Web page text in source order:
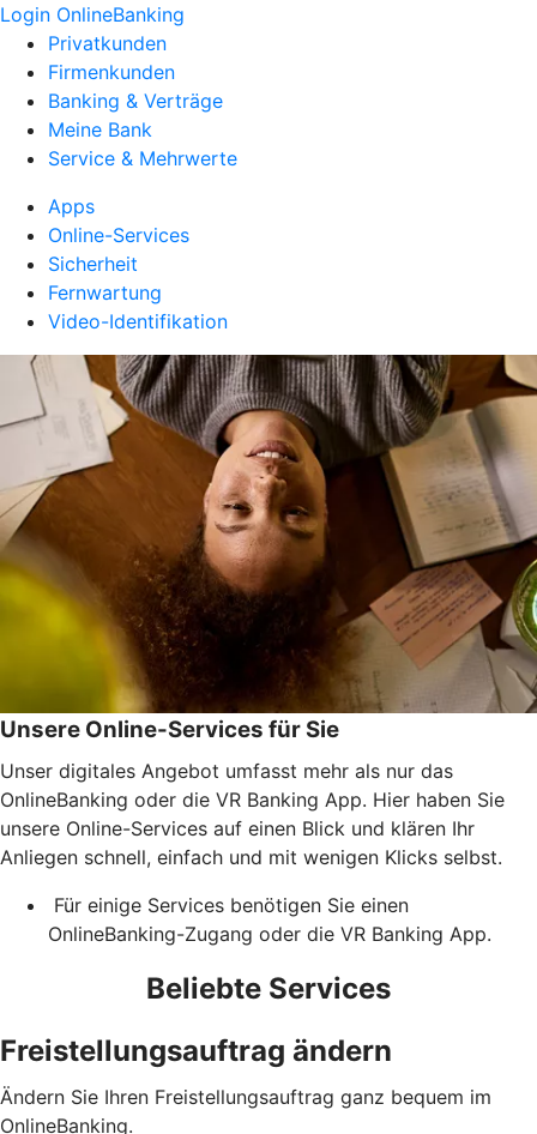
Login OnlineBanking
Privatkunden
Firmenkunden
Banking & Verträge
Meine Bank
Service & Mehrwerte
Apps
Online-Services
Sicherheit
Fernwartung
Video-Identifikation
Unsere Online-Services für Sie
Unser digitales Angebot umfasst mehr als nur das
OnlineBanking oder die VR Banking App. Hier haben Sie
unsere Online-Services auf einen Blick und klären Ihr
Anliegen schnell, einfach und mit wenigen Klicks selbst.
Für einige Services benötigen Sie einen
OnlineBanking-Zugang oder die VR Banking App.
Beliebte Services
Freistellungsauftrag ändern
Ändern Sie Ihren Freistellungsauftrag ganz bequem im
OnlineBanking.